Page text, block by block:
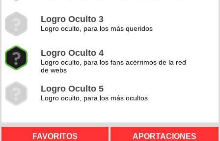
Logro Oculto 3
Logro oculto, para los más queridos
Logro Oculto 4
Logro oculto, para los fans acérrimos de la red
de webs
Logro Oculto 5
Logro oculto, para los más ocultos
FAVORITOS APORTACIONES